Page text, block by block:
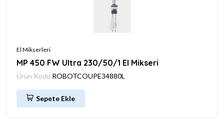
El Mikserleri
MP 450 FW Ultra 230/50/1 El Mikseri
Ürün Kodu ROBOTCOUPE34880L
Sepete Ekle